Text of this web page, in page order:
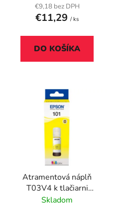
€9,18 bez DPH
€11,29 / ks
DO KOŠÍKA
Atramentová náplň
T03V4 k tlačiarni
Ecotank L6190, EPSON
Skladom